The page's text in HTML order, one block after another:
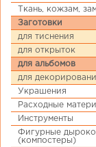
Ткань, кожзам,
Заготовки
для тиснения
для открыток
для альбомов
для
Украшения
Расходные
Инструменты
Фигурные
(компостеры)